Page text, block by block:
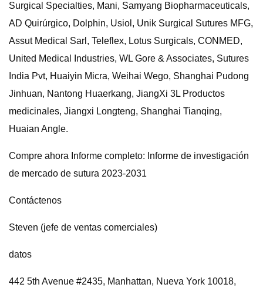
Surgical Specialties, Mani, Samyang Biopharmaceuticals,
AD Quirúrgico, Dolphin, Usiol, Unik Surgical Sutures MFG,
Assut Medical Sarl, Teleflex, Lotus Surgicals, CONMED,
United Medical Industries, WL Gore & Associates, Sutures
India Pvt, Huaiyin Micra, Weihai Wego, Shanghai Pudong
Jinhuan, Nantong Huaerkang, JiangXi 3L Productos
medicinales, Jiangxi Longteng, Shanghai Tianqing,
Huaian Angle.
Compre ahora Informe completo: Informe de investigación
de mercado de sutura 2023-2031
Contáctenos
Steven (jefe de ventas comerciales)
datos
442 5th Avenue #2435, Manhattan, Nueva York 10018,